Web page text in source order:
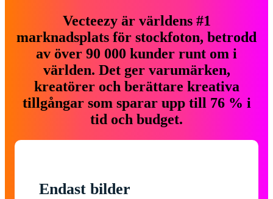
Vecteezy är världens #1
marknadsplats för stockfoton, betrodd
av över 90 000 kunder runt om i
världen. Det ger varumärken,
kreatörer och berättare kreativa
tillgångar som sparar upp till 76 % i
tid och budget.
Endast bilder